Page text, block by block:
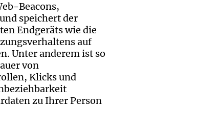
Beacons,
speichert der
Endgeräts wie die
auf
Unter anderem ist so
von
Klicks und
zu Ihrer Person